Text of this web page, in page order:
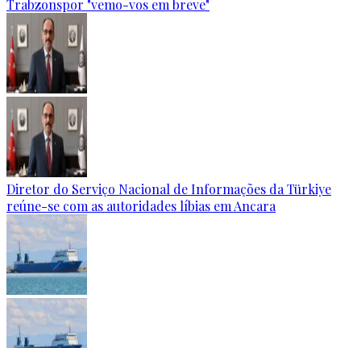
Trabzonspor "vemo-vos em breve"
Diretor do Serviço Nacional de Informações da Türkiye
reúne-se com as autoridades líbias em Ancara